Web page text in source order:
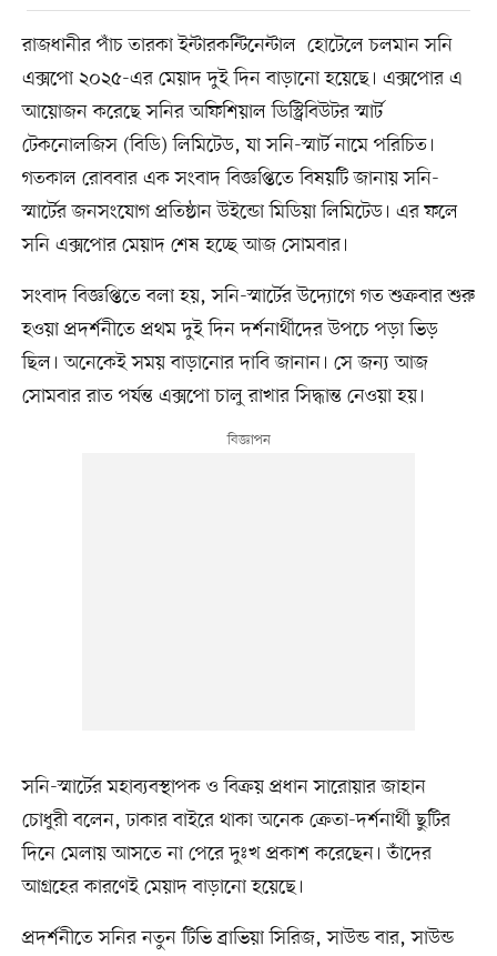
রাজধানীর পাঁচ তারকা ইন্টারকন্টিনেন্টাল হোটেলে চলমান সনি
এক্সপো ২০২৫-এর মেয়াদ দুই দিন বাড়ানো হয়েছে। এক্সপোর এ
আয়োজন করেছে সনির অফিশিয়াল ডিস্ট্রিবিউটর স্মার্ট
টেকনোলজিস (বিডি) লিমিটেড, যা সনি-স্মার্ট নামে পরিচিত।
গতকাল রোববার এক সংবাদ বিজ্ঞপ্তিতে বিষয়টি জানায় সনি-
স্মার্টের জনসংযোগ প্রতিষ্ঠান উইন্ডো মিডিয়া লিমিটেড। এর ফলে
সনি এক্সপোর মেয়াদ শেষ হচ্ছে আজ সোমবার।
সংবাদ বিজ্ঞপ্তিতে বলা হয়, সনি-স্মার্টের উদ্যোগে গত শুক্রবার শুরু
হওয়া প্রদর্শনীতে প্রথম দুই দিন দর্শনার্থীদের উপচে পড়া ভিড়
ছিল। অনেকেই সময় বাড়ানোর দাবি জানান। সে জন্য আজ
সোমবার রাত পর্যন্ত এক্সপো চালু রাখার সিদ্ধান্ত নেওয়া হয়।
সনি-স্মার্টের মহাব্যবস্থাপক ও বিক্রয় প্রধান সারোয়ার জাহান
চোধুরী বলেন, ঢাকার বাইরে থাকা অনেক ক্রেতা-দর্শনার্থী ছুটির
দিনে মেলায় আসতে না পেরে দুঃখ প্রকাশ করেছেন। তাঁদের
আগ্রহের কারণেই মেয়াদ বাড়ানো হয়েছে।
প্রদর্শনীতে সনির নতুন টিভি ব্রাভিয়া সিরিজ, সাউন্ড বার, সাউন্ড